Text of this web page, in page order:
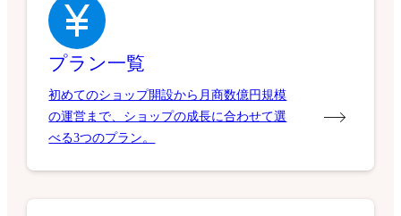
プラン一覧
初めてのショップ開設から月商数億円規模
の運営まで、ショップの成長に合わせて選
べる3つのプラン。